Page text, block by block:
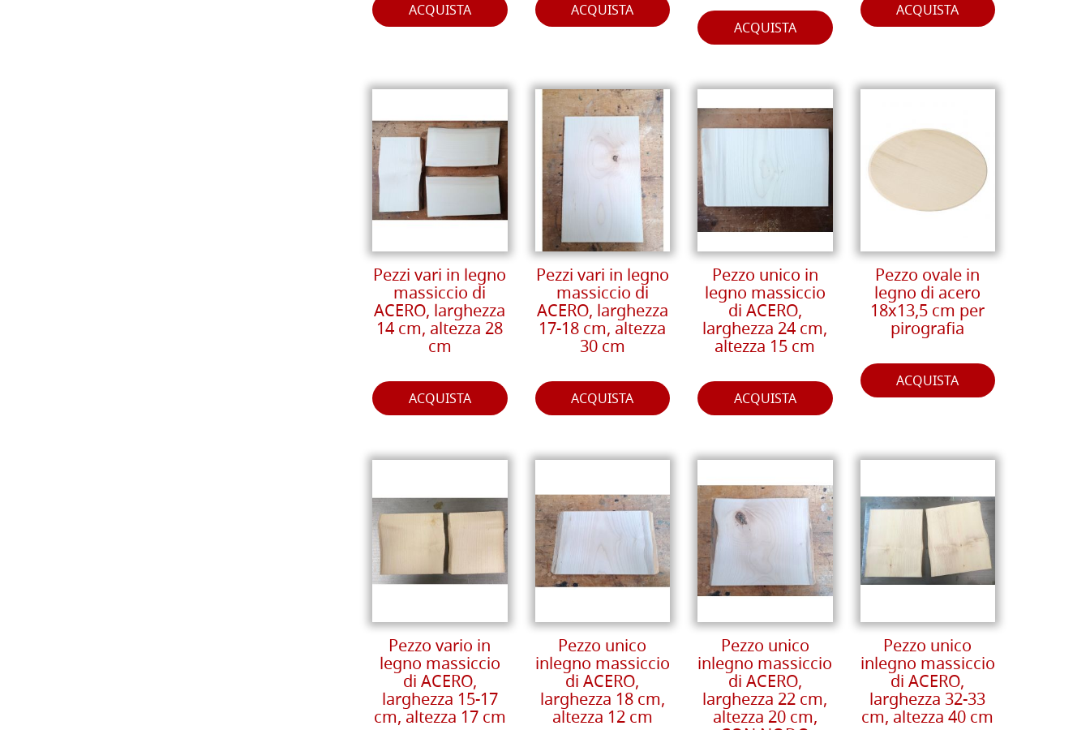
ACQUISTA ACQUISTA
ACQUISTA
ACQUISTA
Pezzi vari in legno
massiccio di
ACERO, larghezza
14 cm, altezza 28
cm
ACQUISTA
Pezzi vari in legno
massiccio di
ACERO, larghezza
17-18 cm, altezza
30 cm
ACQUISTA
Pezzo unico in
legno massiccio
di ACERO,
larghezza 24 cm,
altezza 15 cm
ACQUISTA
Pezzo ovale in
legno di acero
18x13,5 cm per
pirografia
ACQUISTA
Pezzo vario in
legno massiccio
di ACERO,
larghezza 15-17
cm, altezza 17 cm
Pezzo unico
inlegno massiccio
di ACERO,
larghezza 18 cm,
altezza 12 cm
Pezzo unico
inlegno massiccio
di ACERO,
larghezza 22 cm,
altezza 20 cm,
Pezzo unico
inlegno massiccio
di ACERO,
larghezza 32-33
cm, altezza 40 cm